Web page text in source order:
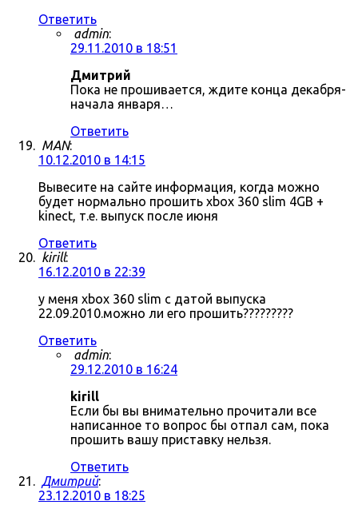
Ответить
admin:
29.11.2010 в 18:51
Дмитрий
Пока не прошивается, ждите конца декабря-
начала января…
Ответить
MAN:
10.12.2010 в 14:15
Вывесите на сайте информация, когда можно
будет нормально прошить xbox 360 slim 4GB +
kinect, т.е. выпуск после июня
Ответить
kirill:
16.12.2010 в 22:39
у меня xbox 360 slim с датой выпуска
22.09.2010.можно ли его прошить?????????
Ответить
admin:
29.12.2010 в 16:24
kirill
Если бы вы внимательно прочитали все
написанное то вопрос бы отпал сам, пока
прошить вашу приставку нельзя.
Ответить
Дмитрий:
23.12.2010 в 18:25